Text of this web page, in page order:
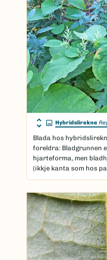
Hybridslirekne
Blada hos
foreldra: Bladgrunnen
hjarteforma, men
(ikkje kanta som hos